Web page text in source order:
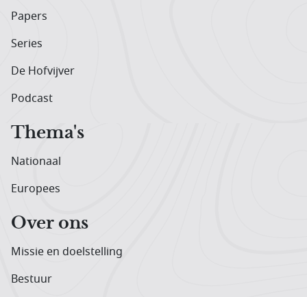
Papers
Series
De Hofvijver
Podcast
Thema's
Nationaal
Europees
Over ons
Missie en doelstelling
Bestuur